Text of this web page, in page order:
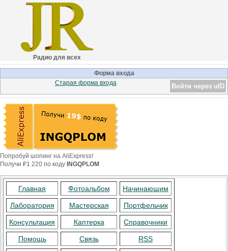
Радио для всех
Форма входа
Войти через uID
Старая форма входа
Попробуй шопинг на AliExpress!
Получи ₽1 220 по коду INGQPLOM
Главная Фотоальбом Начинающим
Лаборатория Мастерская Портфельчик
Консультация Каптерка Справочники
Помощь Связь RSS